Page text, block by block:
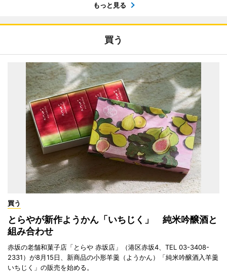
もっと見る
買う
買う
とらやが新作ようかん「いちじく」 純米吟醸酒と
組み合わせ
赤坂の老舗和菓子店「とらや 赤坂店」（港区赤坂4、TEL 03-3408-
2331）が8月15日、新商品の小形羊羹（ようかん）「純米吟醸酒入羊羹
いちじく」の販売を始める。